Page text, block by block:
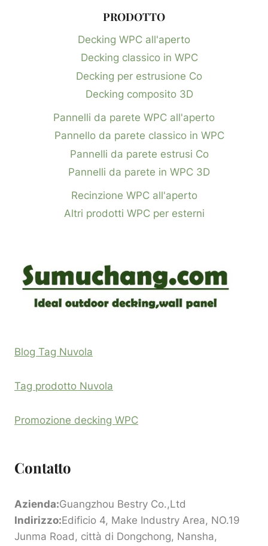
PRODOTTO
Decking WPC all'aperto
Decking classico in WPC
Decking per estrusione Co
Decking composito 3D
Pannelli da parete WPC all'aperto
Pannello da parete classico in WPC
Pannelli da parete estrusi Co
Pannelli da parete in WPC 3D
Recinzione WPC all'aperto
Altri prodotti WPC per esterni
Blog Tag Nuvola
Tag prodotto Nuvola
Promozione decking WPC
Contatto
Azienda:Guangzhou Bestry Co.,Ltd
Indirizzo:Edificio 4, Make Industry Area, NO.19
Junma Road, città di Dongchong, Nansha,